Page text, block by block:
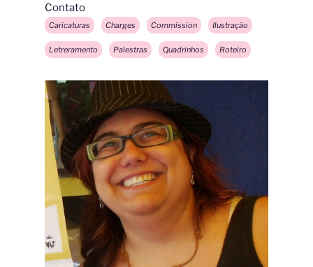
Contato
Caricaturas Charges Commission Ilustração
Letreramento Palestras Quadrinhos Roteiro